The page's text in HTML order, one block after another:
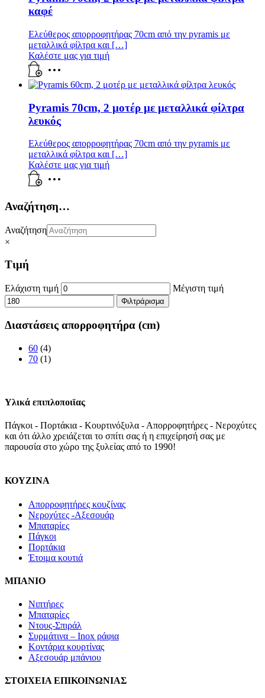
καφέ
Ελεύθερος απορροφητήρας 70cm από την pyramis με
μεταλλικά φίλτρα και […]
Καλέστε μας για τιμή
Pyramis 70cm, 2 μοτέρ με μεταλλικά φίλτρα
λευκός
Ελεύθερος απορροφητήρας 70cm από την pyramis με
μεταλλικά φίλτρα και […]
Καλέστε μας για τιμή
Αναζήτηση…
Αναζήτηση
×
Τιμή
Ελάχιστη τιμή Μέγιστη τιμή
Φιλτράρισμα
Διαστάσεις απορροφητήρα (cm)
60 (4)
70 (1)
Υλικά επιπλοποιϊας
Πάγκοι - Πορτάκια - Κουρτινόξυλα - Απορροφητήρες - Νεροχύτες
και ότι άλλο χρειάζεται το σπίτι σας ή η επιχείρησή σας με
παρουσία στο χώρο της ξυλείας από το 1990!
ΚΟΥΖΙΝΑ
Απορροφητήρες κουζίνας
Νεροχύτες -Αξεσουάρ
Μπαταρίες
Πάγκοι
Πορτάκια
Έτοιμα κουτιά
ΜΠΑΝΙΟ
Νιπτήρες
Μπαταρίες
Ντους-Σπιράλ
Συρμάτινα – Inox ράφια
Κοντάρια κουρτίνας
Αξεσουάρ μπάνιου
ΣΤΟΙΧΕΙΑ ΕΠΙΚΟΙΝΩΝΙΑΣ